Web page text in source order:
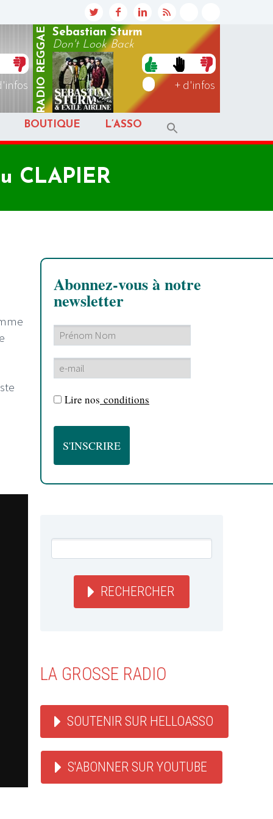
RADIO
REGGAE
Sebastian Sturm
Don't Look Back
+ d'infos
BOUTIQUE L’ASSO
CLAPIER
Abonnez-vous à notre
newsletter
Lire nos conditions
RECHERCHER
LA GROSSE RADIO
SOUTENIR SUR HELLOASSO
S'ABONNER SUR YOUTUBE